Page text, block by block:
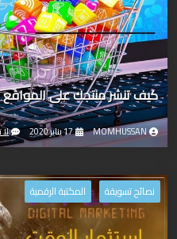
كيف تنشر منتجك على المواقع
MOMHUSSAN 17 يناير 2020
نصائح تسويقة المكتبة الرقمية